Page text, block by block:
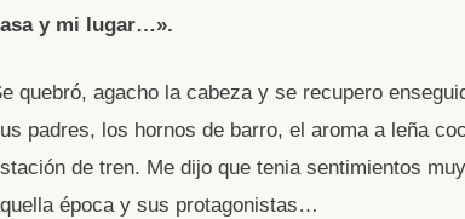
y mi lugar…».
quebró, agacho la cabeza y se recupero
padres, los hornos de barro, el aroma a leña
de tren. Me dijo que tenia sentimientos
época y sus protagonistas…